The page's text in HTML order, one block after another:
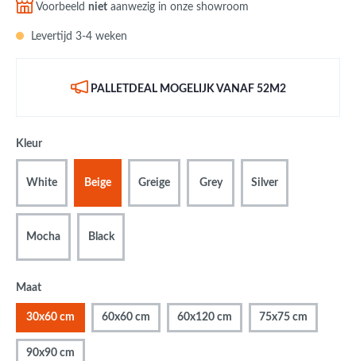
Voorbeeld niet aanwezig in onze showroom
Levertijd 3-4 weken
PALLETDEAL MOGELIJK VANAF 52M2
Kleur
White Beige Greige Grey Silver
Mocha Black
Maat
30x60 cm 60x60 cm 60x120 cm 75x75 cm
90x90 cm